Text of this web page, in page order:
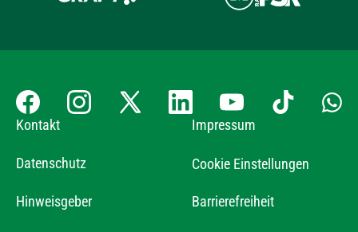
Kontakt Impressum
Datenschutz Cookie Einstellungen
Hinweisgeber Barrierefreiheit